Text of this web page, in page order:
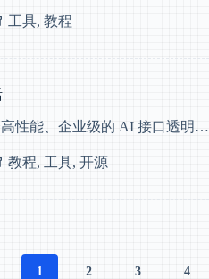
工具, 教程
高性能、企业级的 AI 接口透明…
教程, 工具, 开源
1 2 3 4